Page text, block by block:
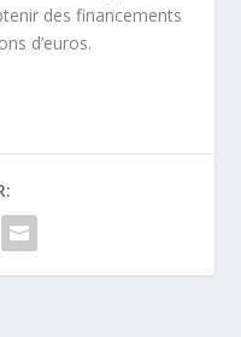
des financements
d’euros.